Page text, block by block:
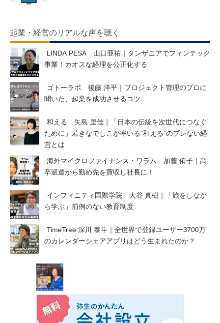
起業・経営のリアルな声を聴く
LINDA PESA 山口亜祐｜タンザニアでフィンテック
事業！カオスな経理を公正化する
ゴトーラボ 後藤 洋平｜プロジェクト管理のプロに
聞いた、起業を成功させるコツ
和える 矢島 里佳｜「日本の伝統を次世代につなぐ
ために」若きなでしこが率いる“和える”のブレない経
営とは
海外マイクロファイナンス・ワラム 加藤 侑子｜高
卒派遣から勤め先を買収し社長に！
インフィニティ国際学院 大谷 真樹｜「旅をしなが
ら学ぶ」前例のない教育制度
TimeTree 深川 泰斗｜全世界で登録ユーザー3700万
のカレンダーシェアアプリはどう生まれたのか？